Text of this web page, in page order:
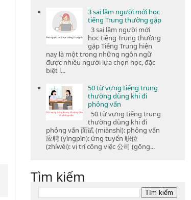
3 sai lầm người mới học
tiếng Trung thường gặp
3 sai lầm người mới
học tiếng Trung thường
gặp Tiếng Trung hiện
nay là một trong những ngôn ngữ
được nhiều người lựa chọn học, đặc
biệt l...
50 từ vựng tiếng trung
thường dùng khi đi
phỏng vấn
50 từ vựng tiếng trung
thường dùng khi đi
phỏng vấn 面试 (miànshì): phỏng vấn
应聘 (yìngpìn): ứng tuyển 职位
(zhíwèi): vị trí công việc 公司 (gōng...
Tìm kiếm